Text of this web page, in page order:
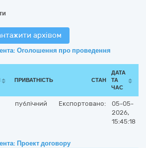
архівом
Оголошення про проведення
ПРИВАТНІСТЬ СТАН
ДАТА
ТА
ЧАС
публічний Експортовано:
05-05-
2026,
15:45:18
Проект договору